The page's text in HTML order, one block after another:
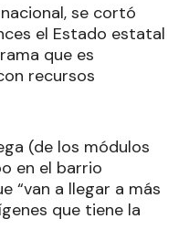
se cortó
el Estado estatal
que es
recursos
(de los módulos
en el barrio
“van a llegar a más
que tiene la